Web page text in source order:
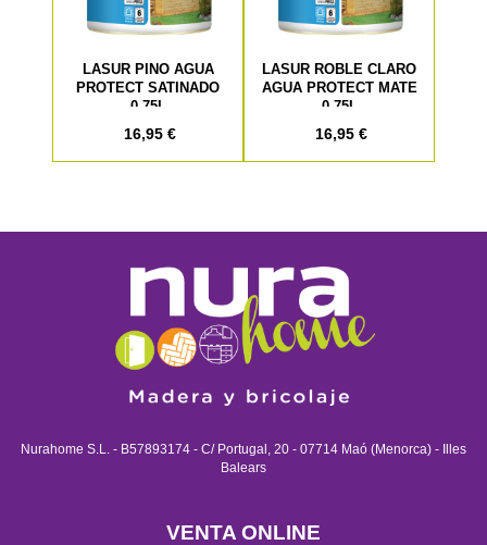
LASUR PINO AGUA
PROTECT SATINADO
0,75L
16,95 €
LASUR ROBLE CLARO
AGUA PROTECT MATE
0,75L
16,95 €
Nurahome S.L. - B57893174 - C/ Portugal, 20 - 07714 Maó (Menorca) - Illes
Balears
VENTA ONLINE